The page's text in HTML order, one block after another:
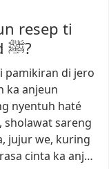
resep ti
Kanjeng Nabi Muhammad ﷺ?
pamikiran di jero
ka anjeun
nyentuh haté
sholawatsareng
jujurwe, kuring
cinta ka anj…